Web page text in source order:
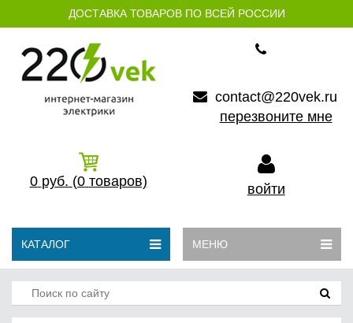
ДОСТАВКА ТОВАРОВ ПО ВСЕЙ РОССИИ
contact@220vek.ru
перезвоните мне
0 руб. (0 товаров) войти
КАТАЛОГ МЕНЮ